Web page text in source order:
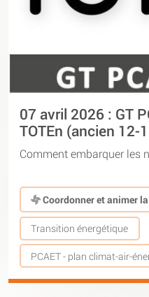
07 avril 2026 : GT
TOTEn (ancien 12-
Comment embarquer les
Coordonner et animer la
Transition énergétique
PCAET - plan climat-air-